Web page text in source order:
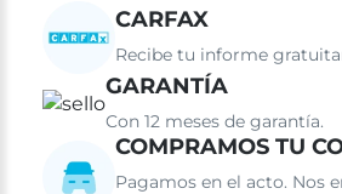
CARFAX
Recibe tu informe
GARANTÍA
Con 12 meses de garantía.
COMPRAMOS TU
Pagamos en el acto. Nos